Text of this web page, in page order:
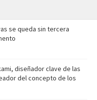
se queda sin tercera
diseñador clave de las
del concepto de los